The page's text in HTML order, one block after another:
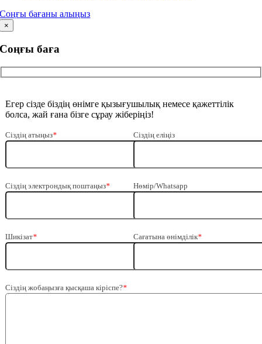
Соңғы бағаны алыңыз
×
Соңғы баға
Егер сізде біздің өнімге қызығушылық немесе қажеттілік
болса, жай ғана бізге сұрау жіберіңіз!
Сіздің атыңыз* Сіздің еліңіз
Сіздің электрондық поштаңыз* Нөмір/Whatsapp
Шикізат* Сағатына өнімділік*
Сіздің жобаңызға қысқаша кіріспе?*